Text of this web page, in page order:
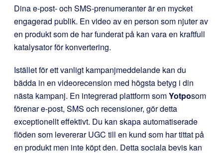
Dina e-post- och SMS-prenumeranter är en mycket
engagerad publik. En video av en person som njuter av
en produkt som de har funderat på kan vara en kraftfull
katalysator för konvertering.
Istället för ett vanligt kampanjmeddelande kan du
bädda in en videorecension med högsta betyg i din
nästa kampanj. En integrerad plattform somYotposom
förenar e-post, SMS och recensioner, gör detta
exceptionellt effektivt. Du kan skapa automatiserade
flöden som levererar UGC till en kund som har tittat på
en produkt men inte köpt den. Detta sociala bevis kan